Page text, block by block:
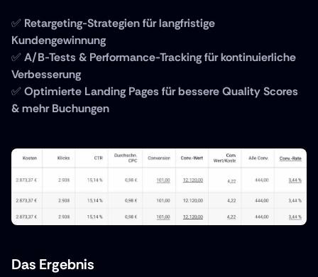
✅ Retargeting-Strategien für langfristige
Kundengewinnung
✅ A/B-Tests & Performance-Tracking für kontinuierliche
Verbesserung
✅ Optimierte Landing Pages für bessere Quality Scores
& mehr Buchungen
Das Ergebnis